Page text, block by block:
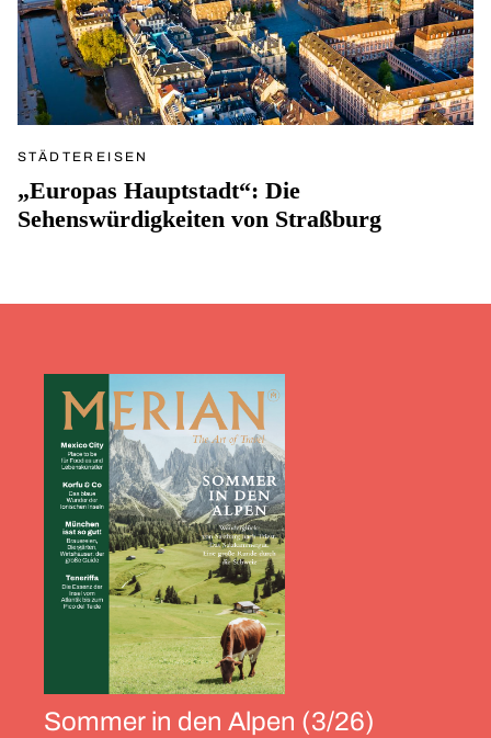
STÄDTEREISEN
„Europas Hauptstadt“: Die
Sehenswürdigkeiten von Straßburg
Sommer in den Alpen (3/26)